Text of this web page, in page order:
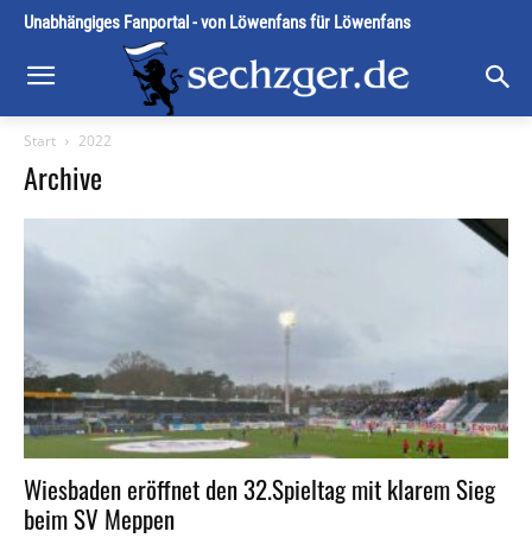
Unabhängiges Fanportal - von Löwenfans für Löwenfans
Start 2022
Archive
Wiesbaden eröffnet den 32.Spieltag mit klarem Sieg
beim SV Meppen